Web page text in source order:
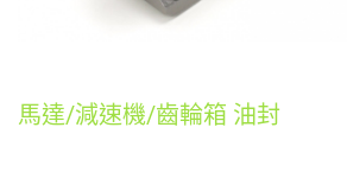
馬達/減速機/齒輪箱 油封